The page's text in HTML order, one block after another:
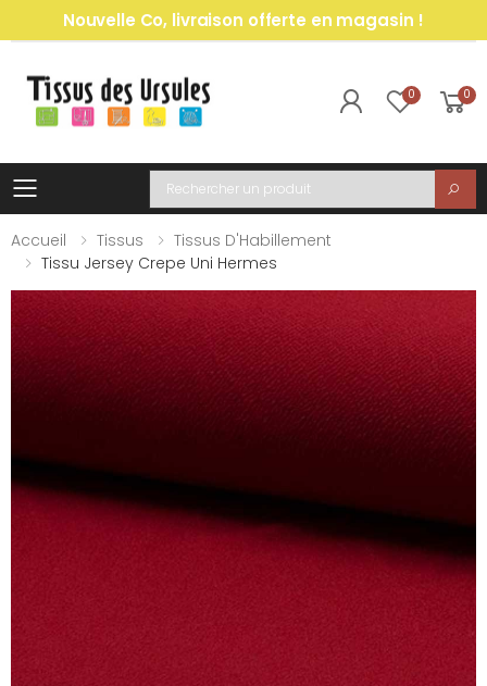
Nouvelle Co, livraison offerte en magasin !
0 0
Toggle mobile menu
Recherche
Accueil
Tissus
Tissus D'Habillement
Tissu Jersey Crepe Uni Hermes